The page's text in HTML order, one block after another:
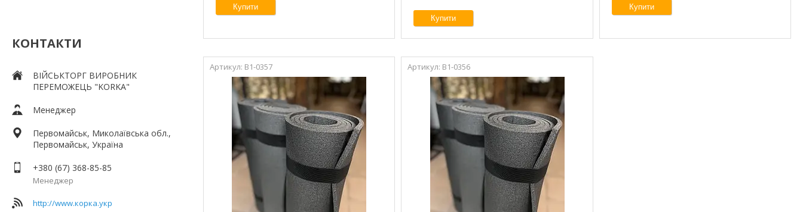
КОНТАКТИ
ВІЙСЬКТОРГ ВИРОБНИК
ПЕРЕМОЖЕЦЬ "KORKA"
Менеджер
Первомайськ, Миколаївська обл.,
Первомайськ, Україна
+380 (67) 368-85-85
Менеджер
http://www.корка.укр
Купити
Купити
Купити
В1-0357 В1-0356